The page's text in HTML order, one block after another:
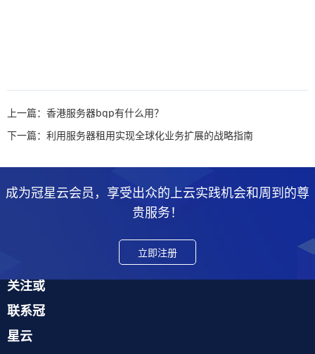
上一篇：香港服务器bgp有什么用？
下一篇：利用服务器租用实现全球化业务扩展的战略指南
成为冠星云会员，享受出众的上云实践机会和周到的尊
贵服务！
立即注册
关注或
联系冠
星云